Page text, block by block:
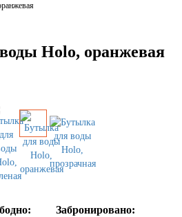
Holo, оранжевая
Забронировано: